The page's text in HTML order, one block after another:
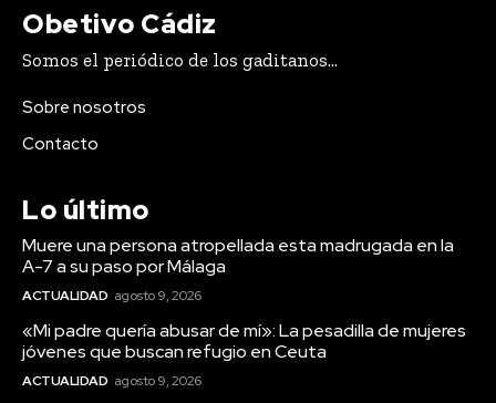
Obetivo Cádiz
Somos el periódico de los gaditanos...
Sobre nosotros
Contacto
Lo último
Muere una persona atropellada esta madrugada en la
A-7 a su paso por Málaga
ACTUALIDAD agosto 9, 2026
«Mi padre quería abusar de mí»: La pesadilla de mujeres
jóvenes que buscan refugio en Ceuta
ACTUALIDAD agosto 9, 2026